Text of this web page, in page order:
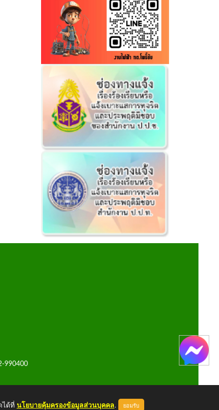
990400
ได้ที่ นโยบายคุ้มครองข้อมูลส่วนบุคคล. ยอมรับ